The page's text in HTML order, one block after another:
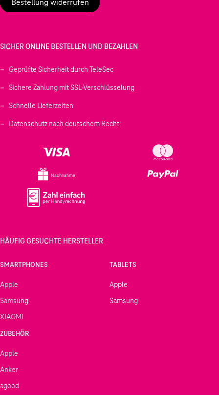
Bestellung widerrufen
SICHER ONLINE BESTELLEN UND BEZAHLEN
Geprüfte Sicherheit durch TeleSec
Sichere Zahlung mit SSL-Verschlüsselung
Schnelle Lieferzeiten
Datenschutz nach deutschem Recht
Nachnahme
HÄUFIG GESUCHTE HERSTELLER
SMARTPHONES
Apple
Samsung
XIAOMI
TABLETS
Apple
Samsung
ZUBEHÖR
Apple
Anker
agood